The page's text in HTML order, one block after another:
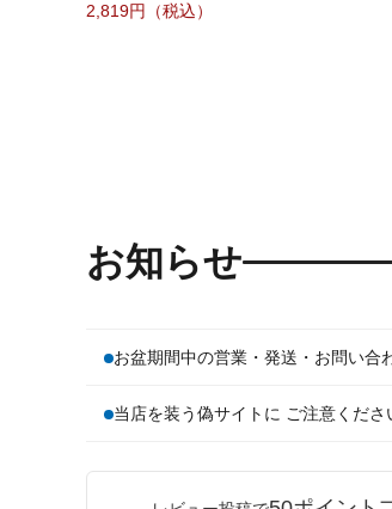
2,819
お知らせ
お盆期間中の営業・発送・お問い合
当店を装う偽サイトに ご注意くださ